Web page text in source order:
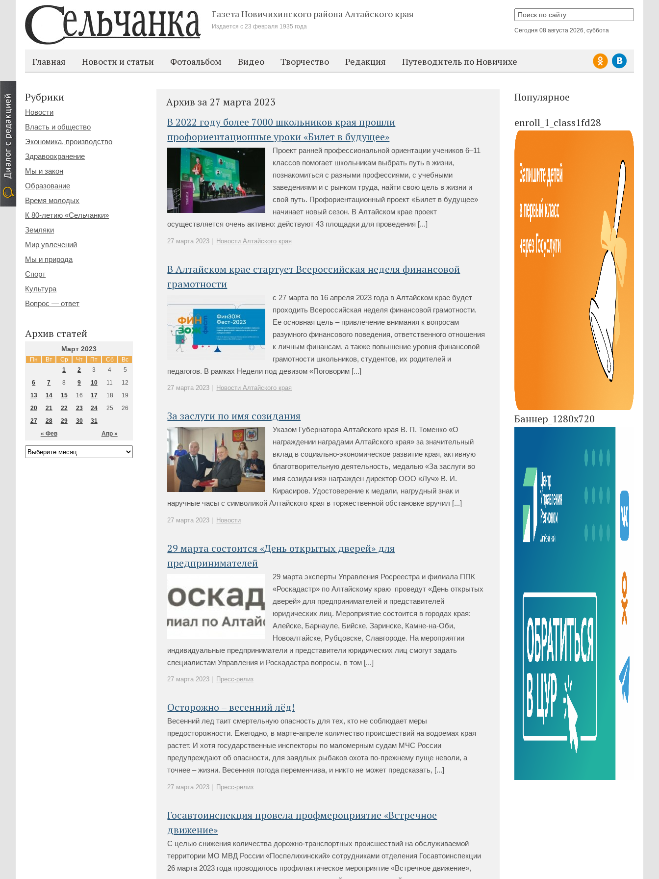
Газета Новичихинского районаАлтайского края
Издается с 23 февраля 1935 года
Сегодня 08 августа 2026, суббота
Главная Новости и статьи Фотоальбом Видео Творчество Редакция Путеводитель по Новичихе
Популярное
enroll_1_class1fd28
Баннер_1280x720
Архив за 27 марта 2023
В 2022 году более 7000 школьников края прошли
профориентационные уроки «Билет в будущее»
Проект ранней профессиональной ориентации учеников 6–11
классов помогает школьникам выбрать путь в жизни,
познакомиться с разными профессиями, с учебными
заведениями и с рынком труда, найти свою цель в жизни и
свой путь. Профориентационный проект «Билет в будущее»
начинает новый сезон. В Алтайском крае проект
осуществляется очень активно: действуют 43 площадки для проведения [...]
27 марта 2023 | Новости Алтайского края
В Алтайском крае стартует Всероссийская неделя финансовой
грамотности
с 27 марта по 16 апреля 2023 года в Алтайском крае будет
проходить Всероссийская неделя финансовой грамотности.
Ее основная цель – привлечение внимания к вопросам
разумного финансового поведения, ответственного отношения
к личным финансам, а также повышение уровня финансовой
грамотности школьников, студентов, их родителей и
педагогов. В рамках Недели под девизом «Поговорим [...]
27 марта 2023 | Новости Алтайского края
За заслуги по имя созидания
Указом Губернатора Алтайского края В. П. Томенко «О
награждении наградами Алтайского края» за значительный
вклад в социально-экономическое развитие края, активную
благотворительную деятельность, медалью «За заслуги во
имя созидания» награжден директор ООО «Луч» В. И.
Кирасиров. Удостоверение к медали, нагрудный знак и
наручные часы с символикой Алтайского края в торжественной обстановке вручил [...]
27 марта 2023 | Новости
29 марта состоится «День открытых дверей» для
предпринимателей
29 марта эксперты Управления Росреестра и филиала ППК
«Роскадастр» по Алтайскому краю проведут «День открытых
дверей» для предпринимателей и представителей
юридических лиц. Мероприятие состоится в городах края:
Алейске, Барнауле, Бийске, Заринске, Камне-на-Оби,
Новоалтайске, Рубцовске, Славгороде. На мероприятии
индивидуальные предприниматели и представители юридических лиц смогут задать
специалистам Управления и Роскадастра вопросы, в том [...]
27 марта 2023 | Пресс-релиз
Осторожно – весенний лёд!
Весенний лед таит смертельную опасность для тех, кто не соблюдает меры
предосторожности. Ежегодно, в марте-апреле количество происшествий на водоемах края
растет. И хотя государственные инспекторы по маломерным судам МЧС России
предупреждают об опасности, для заядлых рыбаков охота по-прежнему пуще неволи, а
точнее – жизни. Весенняя погода переменчива, и никто не может предсказать, [...]
27 марта 2023 | Пресс-релиз
Госавтоинспекция провела профмероприятие «Встречное
движение»
С целью снижения количества дорожно-транспортных происшествий на обслуживаемой
территории МО МВД России «Поспелихинский» сотрудниками отделения Госавтоинспекции
26 марта 2023 года проводилось профилактическое мероприятие «Встречное движение»,
Рубрики
Новости
Власть и общество
Экономика, производство
Здравоохранение
Мы и закон
Образование
Время молодых
К 80-летию «Сельчанки»
Земляки
Мир увлечений
Мы и природа
Спорт
Культура
Вопрос — ответ
Архив статей
Март 2023
Пн Вт Ср Чт Пт Сб Вс
« Фев Апр »
1 2 3 4
5
6
7 8 9 10 11
12
13
14 15 16 17 18
19
20
21 22 23 24 25
26
27
28 29 30 31